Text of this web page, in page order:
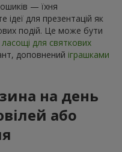
— їхня
ідеї для презентацій як
подій. Це може бути
ласощі для святкових
доповнений іграшками
на день
або